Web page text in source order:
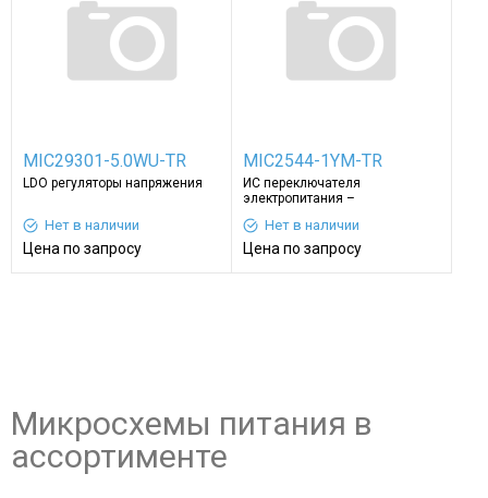
MIC29301-5.0WU-TR
LDO регуляторы напряжения
Нет в наличии
Цена по запросу
MIC2544-1YM-TR
ИС переключателя
электропитания –
электропитания
Нет в наличии
Цена по запросу
Микросхемы питания в
ассортименте